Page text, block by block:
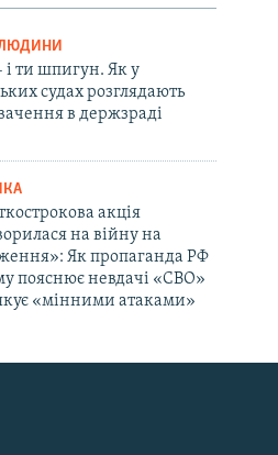
ЛЮДИНИ
і ти шпигун. Як у
судах розглядають
в держзраді
акція
на війну на
Як пропаганда РФ
пояснює невдачі «СВО»
«мінними атаками»